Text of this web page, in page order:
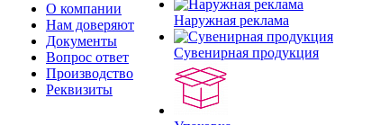
О компании
Нам доверяют
Документы
Вопрос ответ
Производство
Реквизиты
Наружная реклама
Сувенирная продукция